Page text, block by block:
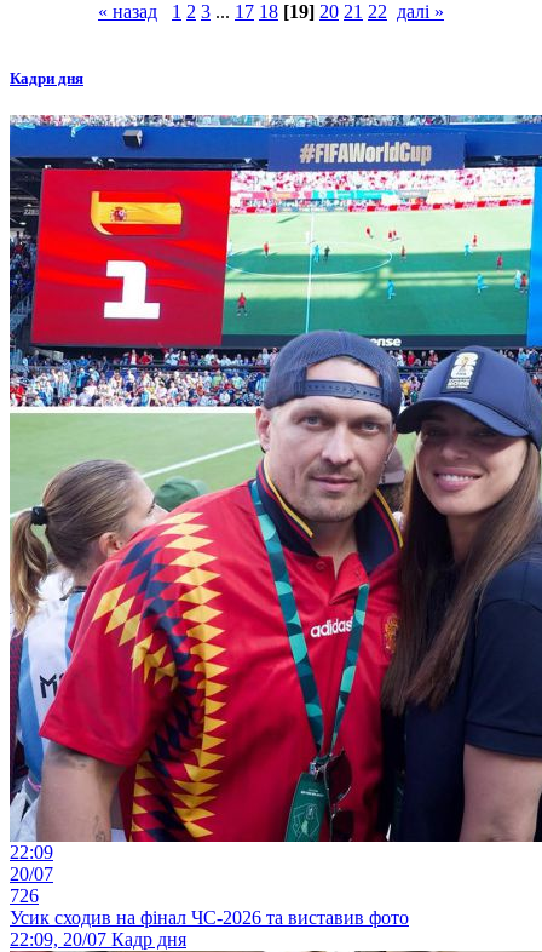
« назад 1 2 3 ... 17 18 [19] 20 21 22 далі »
Кадри дня
22:09
20/07
726
Усик сходив на фінал ЧС-2026 та виставив фото
22:09, 20/07 Кадр дня